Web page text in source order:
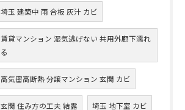
埼玉 建築中 雨 合板 灰汁 カビ
賃貸マンション 湿気逃げない 共用外廊下濡れ
る
高気密高断熱 分譲マンション 玄関 カビ
玄関 住み方の工夫 結露 埼玉 地下室 カビ